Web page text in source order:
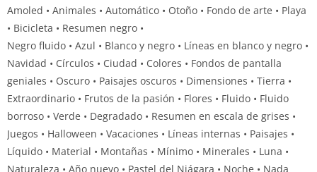
Amoled • Animales • Automático • Otoño • Fondo de arte • Playa
• Bicicleta • Resumen negro •
Negro fluido • Azul • Blanco y negro • Líneas en blanco y negro •
Navidad • Círculos • Ciudad • Colores • Fondos de pantalla
geniales • Oscuro • Paisajes oscuros • Dimensiones • Tierra •
Extraordinario • Frutos de la pasión • Flores • Fluido • Fluido
borroso • Verde • Degradado • Resumen en escala de grises •
Juegos • Halloween • Vacaciones • Líneas internas • Paisajes •
Líquido • Material • Montañas • Mínimo • Minerales • Luna •
Naturaleza • Año nuevo • Pastel del Niágara • Noche • Nada